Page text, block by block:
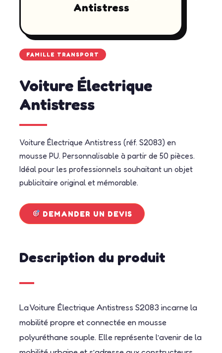
Antistress
FAMILLE TRANSPORT
Voiture Électrique
Antistress
Voiture Électrique Antistress (réf. S2083) en
mousse PU. Personnalisable à partir de 50 pièces.
Idéal pour les professionnels souhaitant un objet
publicitaire original et mémorable.
DEMANDER UN DEVIS
Description du produit
La Voiture Électrique Antistress S2083 incarne la
mobilité propre et connectée en mousse
polyuréthane souple. Elle représente l’avenir de la